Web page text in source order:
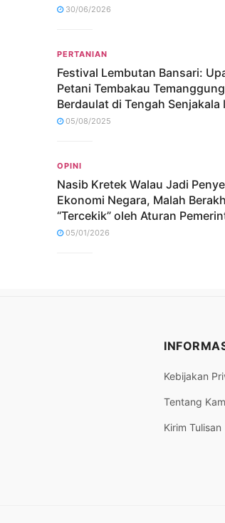
30/06/2026
PERTANIAN
Festival Lembutan Bansari:
Petani Tembakau
Berdaulat di Tengah Senjakala
05/08/2025
OPINI
Nasib Kretek Walau Jadi
Ekonomi Negara, Malah
“Tercekik” oleh Aturan
05/01/2026
Kebijakan
Tentang
Kirim Tulisan